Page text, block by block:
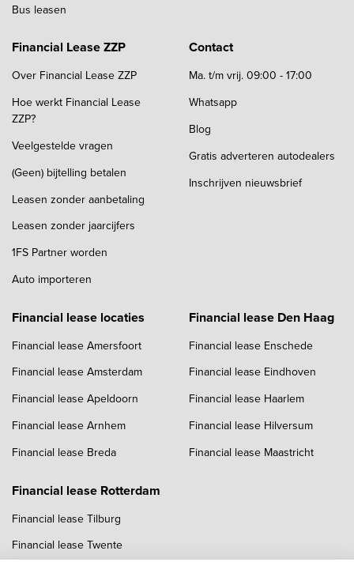
Bus leasen
Financial Lease ZZP
Over Financial Lease ZZP
Hoe werkt Financial Lease
ZZP?
Veelgestelde vragen
(Geen) bijtelling betalen
Leasen zonder aanbetaling
Leasen zonder jaarcijfers
1FS Partner worden
Auto importeren
Contact
Ma. t/m vrij. 09:00 - 17:00
Whatsapp
Blog
Gratis adverteren autodealers
Inschrijven nieuwsbrief
Financial lease locaties
Financial lease Amersfoort
Financial lease Amsterdam
Financial lease Apeldoorn
Financial lease Arnhem
Financial lease Breda
Financial lease Den Haag
Financial lease Enschede
Financial lease Eindhoven
Financial lease Haarlem
Financial lease Hilversum
Financial lease Maastricht
Financial lease Rotterdam
Financial lease Tilburg
Financial lease Twente